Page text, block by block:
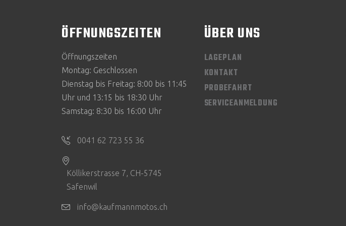
ÖFFNUNGSZEITEN
Öffnungszeiten
Montag: Geschlossen
Dienstag bis Freitag: 8:00 bis 11:45
Uhr und 13:15 bis 18:30 Uhr
Samstag: 8:30 bis 16:00 Uhr
0041 62 723 55 36
Köllikerstrasse 7, CH-5745
Safenwil
info@kaufmannmotos.ch
ÜBER UNS
LAGEPLAN
KONTAKT
PROBEFAHRT
SERVICEANMELDUNG